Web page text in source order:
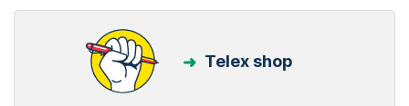
Telex shop